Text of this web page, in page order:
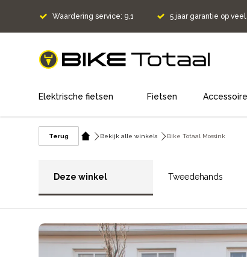
Waardering service: 9,1 5 jaar garantie op
home
Elektrische fietsen Fietsen
Terug Bekijk alle winkels Bike Totaal Mossink
Deze winkel Tweedehands